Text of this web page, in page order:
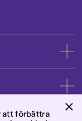
×
att förbättra